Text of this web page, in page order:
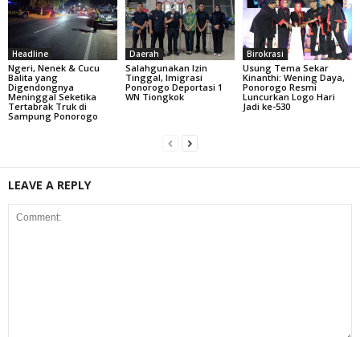
Headline
Ngeri, Nenek & Cucu
Balita yang
Digendongnya
Meninggal Seketika
Tertabrak Truk di
Sampung Ponorogo
Daerah
Salahgunakan Izin
Tinggal, Imigrasi
Ponorogo Deportasi 1
WN Tiongkok
Birokrasi
Usung Tema Sekar
Kinanthi: Wening Daya,
Ponorogo Resmi
Luncurkan Logo Hari
Jadi ke-530
LEAVE A REPLY